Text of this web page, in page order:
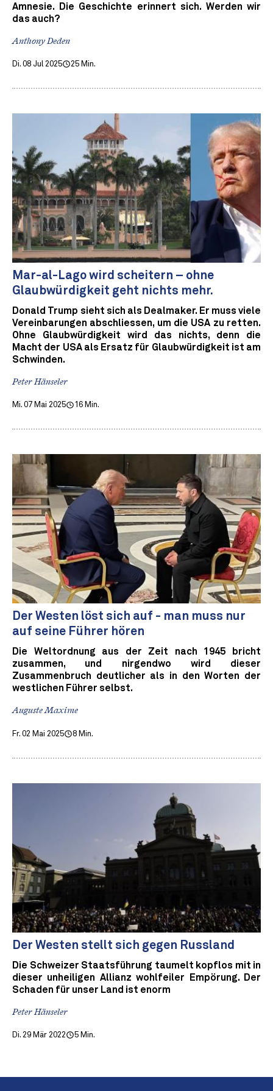
Amnesie. Die Geschichte erinnert sich. Werden wir
das auch?
Anthony Deden
Di. 08 Jul 2025 25 Min.
Mar-al-Lago wird scheitern – ohne
Glaubwürdigkeit geht nichts mehr.
Donald Trump sieht sich als Dealmaker. Er muss viele
Vereinbarungen abschliessen, um die USA zu retten.
Ohne Glaubwürdigkeit wird das nichts, denn die
Macht der USA als Ersatz für Glaubwürdigkeit ist am
Schwinden.
Peter Hänseler
Mi. 07 Mai 2025 16 Min.
Der Westen löst sich auf - man muss nur
auf seine Führer hören
Die Weltordnung aus der Zeit nach 1945 bricht
zusammen, und nirgendwo wird dieser
Zusammenbruch deutlicher als in den Worten der
westlichen Führer selbst.
Auguste Maxime
Fr. 02 Mai 2025 8 Min.
Der Westen stellt sich gegen Russland
Die Schweizer Staatsführung taumelt kopflos mit in
dieser unheiligen Allianz wohlfeiler Empörung. Der
Schaden für unser Land ist enorm
Peter Hänseler
Di. 29 Mär 2022 5 Min.